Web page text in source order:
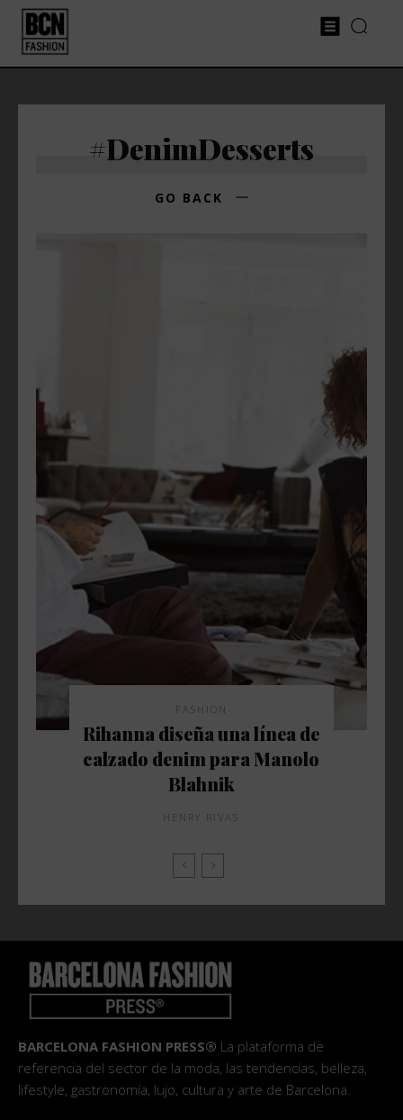
#DenimDesserts
GO BACK
FASHION
Rihanna diseña una línea de
calzado denim para Manolo
Blahnik
HENRY RIVAS
BARCELONA FASHION PRESS® La plataforma de
referencia del sector de la moda, las tendencias, belleza,
lifestyle, gastronomía, lujo, cultura y arte de Barcelona.